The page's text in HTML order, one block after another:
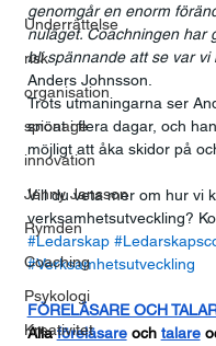
Underrättelse
risk
organisation
spionage
innovation
Jenny Jansson
Rymden
Coaching
Psykologi
Kreativitet
genomgår en enorm
nuläget. Coachningen har
bli spännande att se var vi
Anders Johnsson.
Trots utmaningarna ser
snöat i flera dagar, och
möjligt att åka skidor på
Vill du veta mer om hur vi
verksamhetsutveckling?
#Ledarskap
#Verksamhetsutveckling
FÖRELÄSARE OCH
Alla föreläsare och talare